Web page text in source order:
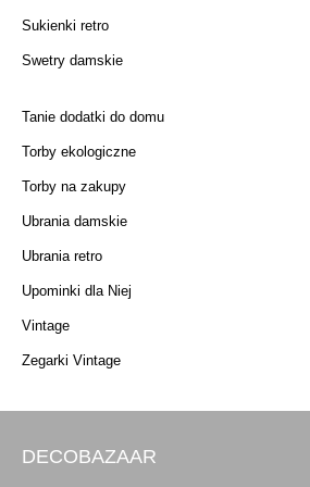
Sukienki retro
Swetry damskie
Tanie dodatki do domu
Torby ekologiczne
Torby na zakupy
Ubrania damskie
Ubrania retro
Upominki dla Niej
Vintage
Zegarki Vintage
DECOBAZAAR